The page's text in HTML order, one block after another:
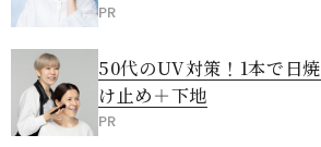
PR
50代のUV対策！1本で日焼
け止め＋下地
PR